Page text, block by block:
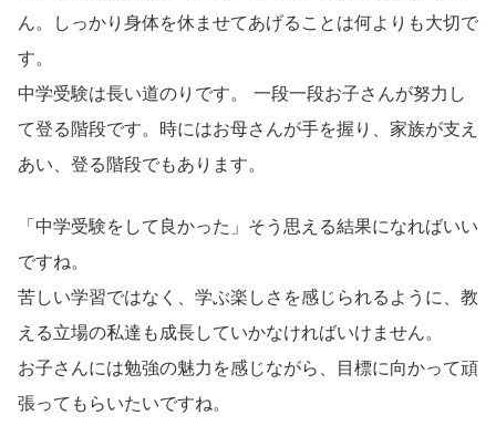
ん。しっかり身体を休ませてあげることは何よりも大切で
す。
中学受験は長い道のりです。 一段一段お子さんが努力し
て登る階段です。時にはお母さんが手を握り、家族が支え
あい、登る階段でもあります。
「中学受験をして良かった」そう思える結果になればいい
ですね。
苦しい学習ではなく、学ぶ楽しさを感じられるように、教
える立場の私達も成長していかなければいけません。
お子さんには勉強の魅力を感じながら、目標に向かって頑
張ってもらいたいですね。